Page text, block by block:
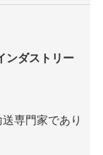
ンダストリー
専門家であり